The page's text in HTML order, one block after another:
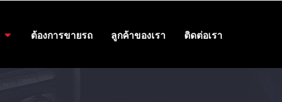
ต้องการขายรถ ลูกค้าของเรา ติดต่อเรา